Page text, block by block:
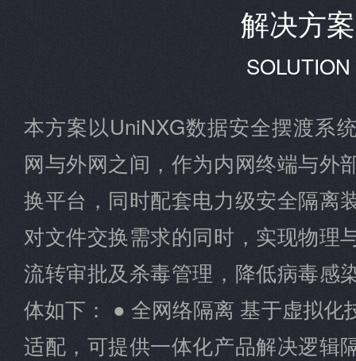
解决方案
SOLUTION
本方案以UniNXG数据安全摆渡系
网与外网之间，作为内网终端与外
换平台，同时配套电力级安全隔离
对文件交换需求的同时，实现物理
流转审批及杀毒管理，降低病毒感
体如下： ● 全网络隔离 基于虚拟化
适配，可提供一体化产品解决逻辑